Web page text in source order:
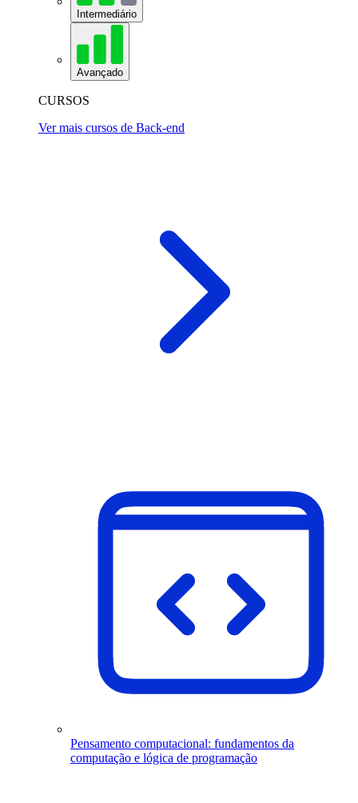
Intermediário
Avançado
CURSOS
Ver mais cursos de Back-end
Pensamento computacional: fundamentos da
computação e lógica de programação